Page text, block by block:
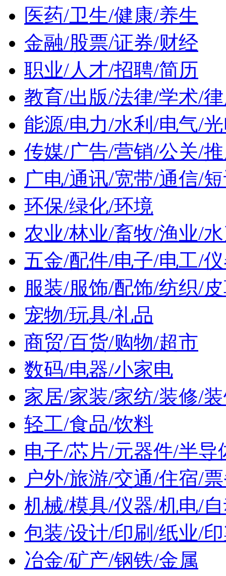
医药/卫生/健康/养生
金融/股票/证券/财经
职业/人才/招聘/简历
教育/出版/法律/学术/
能源/电力/水利/电气/
传媒/广告/营销/公关/
广电/通讯/宽带/通信/
环保/绿化/环境
农业/林业/畜牧/渔业/
五金/配件/电子/电工/
服装/服饰/配饰/纺织/
宠物/玩具/礼品
商贸/百货/购物/超市
数码/电器/小家电
家居/家装/家纺/装修/
轻工/食品/饮料
电子/芯片/元器件/半导
户外/旅游/交通/住宿/
机械/模具/仪器/机电/
包装/设计/印刷/纸业/
冶金/矿产/钢铁/金属